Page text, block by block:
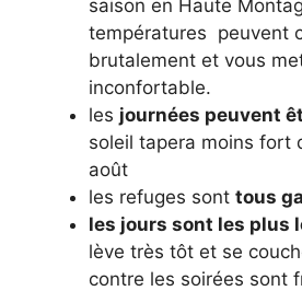
saison en Haute
températures peuvent
brutalement et vous
inconfortable.
les journées peuvent
soleil tapera moins fort
août
les refuges sont tous
les jours sont les plus
lève très tôt et se
contre les soirées sont